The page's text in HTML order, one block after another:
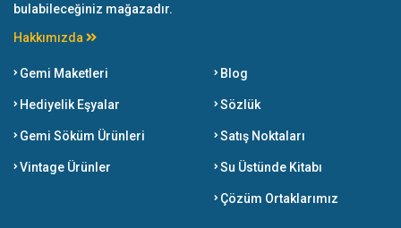
bulabileceğiniz mağazadır.
Hakkımızda
Gemi Maketleri
Hediyelik Eşyalar
Gemi Söküm Ürünleri
Vintage Ürünler
Blog
Sözlük
Satış Noktaları
Su Üstünde Kitabı
Çözüm Ortaklarımız